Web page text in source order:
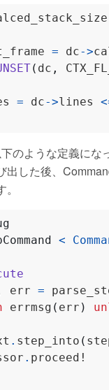
= dc->
( dc ,
= dc->lines
のような定義にな
出した後、
<
err =
errmsg ( err )
. step_into (
.